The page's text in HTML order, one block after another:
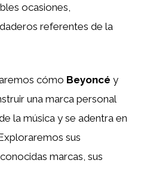
ocasiones,
referentes de la
cómo Beyoncé y
una marca personal
la música y se adentra en
sus
marcas, sus